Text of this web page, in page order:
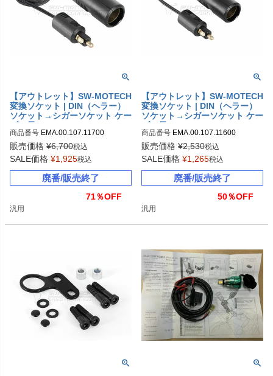
【アウトレット】SW-MOTECH
変換ソケット | DIN（ヘラー）
ソケット→シガーソケット ケー
ブル長100cm | EMA.00.107.11
700
商品番号 EMA.00.107.11700
sw_EMA_00_107_11700
販売価格 ¥6,700税込
SALE価格 ¥1,925税込
廃番/販売終了
71％OFF
汎用
【アウトレット】SW-MOTECH
変換ソケット | DIN（ヘラー）
ソケット→シガーソケット ケー
ブル長20cm | EMA.00.107.116
00
商品番号 EMA.00.107.11600
sw_EMA_00_107_11600
販売価格 ¥2,530税込
SALE価格 ¥1,265税込
廃番/販売終了
50％OFF
汎用